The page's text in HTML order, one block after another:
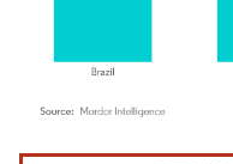
画像 © Mordor Intelligence。再